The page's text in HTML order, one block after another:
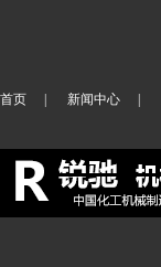
首页 新闻中心